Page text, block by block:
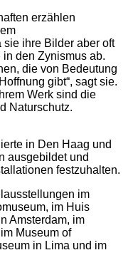
erzählen
ihre Bilder aber oft
den Zynismus ab.
die von Bedeutung
gibt“, sagt sie.
Werk sind die
Naturschutz.
in Den Haag und
ausgebildet und
festzuhalten.
im
im Huis
Amsterdam, im
Museum of
in Lima und im